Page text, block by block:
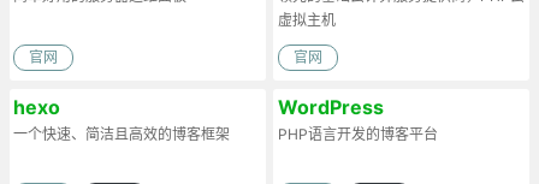
官网
虚拟主机
官网
hexo
一个快速、简洁且高效的博客框架
WordPress
PHP语言开发的博客平台